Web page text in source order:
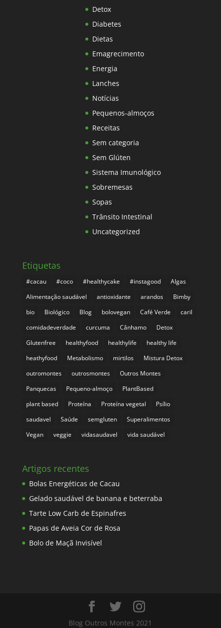
Detox
Diabetes
Dietas
Emagrecimento
Energia
Lanches
Notícias
Pequenos-almoços
Receitas
Sem categoria
Sem Glúten
Sistema Imunológico
Sobremesas
Sopas
Trânsito Intestinal
Uncategorized
Etiquetas
#cacau #coco #healthycake #instagood
Algas
Alimentação saudável
antioxidante arandos
Bimby
bio
Biológico Blog bolovegan Café Verde
caril
comidadeverdade
curcuma Cânhamo
Detox
Glutenfree
healthyfood healthylife
healthy life
heathyfood
Metabolismo mirtilos
Mistura Detox
outromontes
outrosmontes
Outros Montes
Panquecas
Pequeno-almoço
PlantBased
plant based
Proteína Proteína vegetal
Psílio
saudavel
Saúde semgluten
Superalimentos
Vegan
veggie vidasaudavel vida saudável
Artigos recentes
Bolas Energéticas de Cacau
Gelado saudável de banana e beterraba
Tarte Low Carb de Espinafres
Papas de Aveia Cor de Rosa
Bolo de Maçã Invisível
Blog Outros Montes 2021